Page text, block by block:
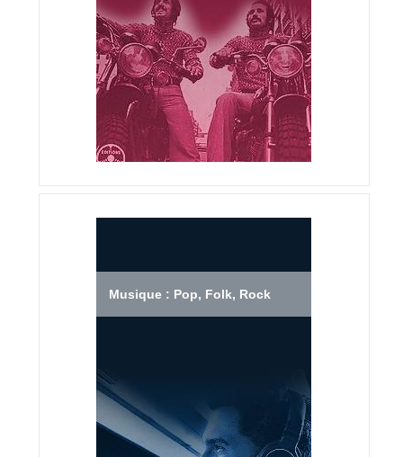
Musique : Pop, Folk, Rock